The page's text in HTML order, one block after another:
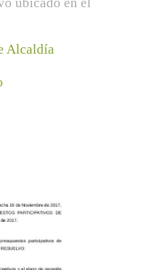
Alcaldía